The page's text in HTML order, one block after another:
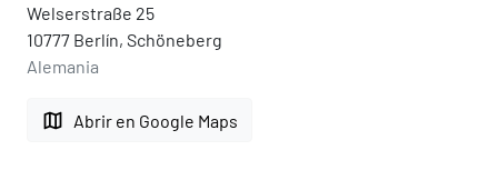
Welserstraße 25
10777 Berlín, Schöneberg
Alemania
map Abrir en Google Maps